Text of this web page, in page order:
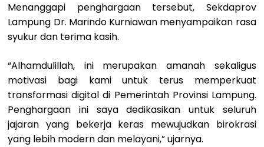
Menanggapi penghargaan tersebut, Sekdaprov
Lampung Dr. Marindo Kurniawan menyampaikan rasa
syukur dan terima kasih.
“Alhamdulillah, ini merupakan amanah sekaligus
motivasi bagi kami untuk terus memperkuat
transformasi digital di Pemerintah Provinsi Lampung.
Penghargaan ini saya dedikasikan untuk seluruh
jajaran yang bekerja keras mewujudkan birokrasi
yang lebih modern dan melayani,” ujarnya.